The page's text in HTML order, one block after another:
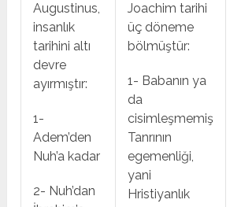
Augustinus,
insanlık
tarihini altı
devre
ayırmıştır:
1-
Adem’den
Nuh’a kadar
2- Nuh’dan
Joachim tarihi
üç döneme
bölmüştür:
1- Babanın ya
da
cisimleşmemiş
Tanrının
egemenliği,
yani
Hristiyanlık